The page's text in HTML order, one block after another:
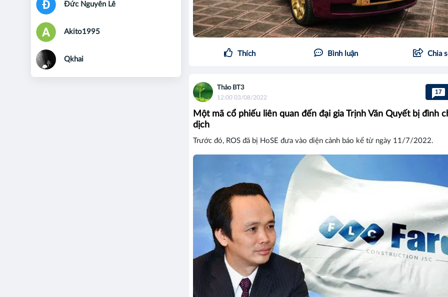
Thích Bình luận Chia
Thảo BT3
12:00 03/08/2022
17
Một mã cổ phiếu liên quan đến đại gia Trịnh Văn Quyết bị đình
dịch
Trước đó, ROS đã bị HoSE đưa vào diện cảnh báo kể từ ngày 11/7/2022.
Đức Nguyên Lê
Akito1995
Qkhai